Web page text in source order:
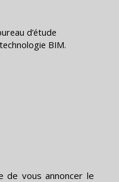
d’étude
BIM.
de vous annoncer le